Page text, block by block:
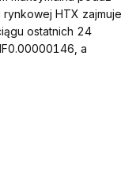
HTX zajmuje
ostatnich 24
a